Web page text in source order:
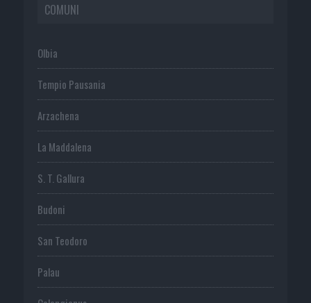
COMUNI
Olbia
Tempio Pausania
Arzachena
La Maddalena
S. T. Gallura
Budoni
San Teodoro
Palau